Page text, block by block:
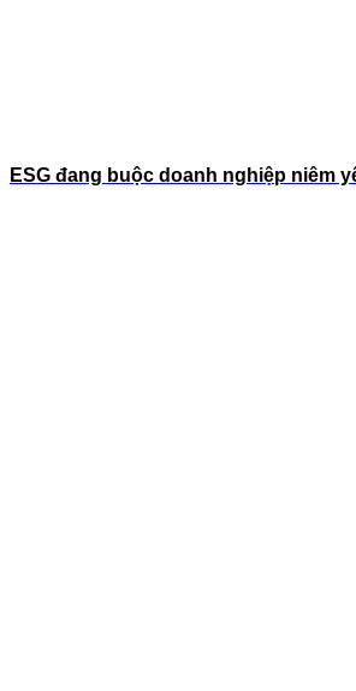
ESG đang buộc doanh nghiệp niêm